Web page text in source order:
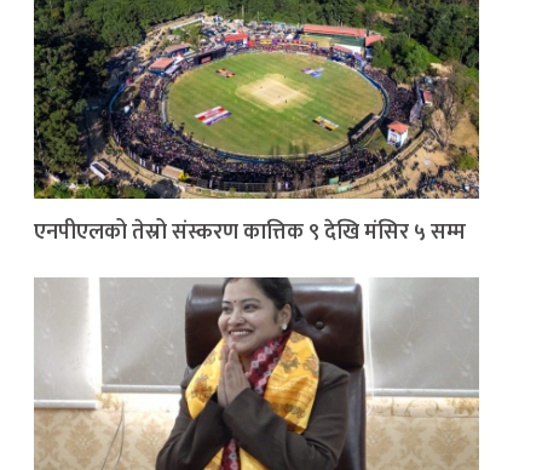
एनपीएलको तेस्रो संस्करण कात्तिक ९ देखि मंसिर ५ सम्म